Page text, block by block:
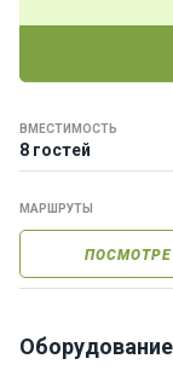
ВМЕСТИМОСТЬ
8 гостей
МАРШРУТЫ
Оборудование
т
е
р